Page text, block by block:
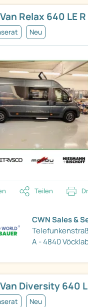
Relax 640 LE
Neu
Teilen
CWN Sales &
A - 4840
Diversity 640
Neu